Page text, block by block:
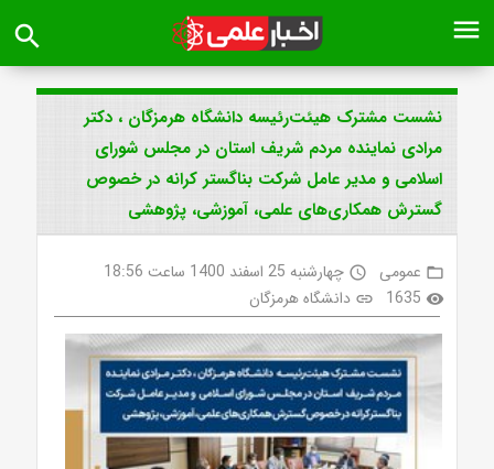
menu
search
نشست مشترک هیئت‌رئیسه دانشگاه هرمزگان ، دکتر
مرادی نماینده مردم شریف استان در مجلس شورای
اسلامی و مدیر عامل شرکت بناگستر کرانه در خصوص
گسترش همکاری‌های علمی، آموزشی، پژوهشی
folder_open عمومی access_time چهارشنبه 25 اسفند 1400 ساعت 18:56
visibility
1635
link دانشگاه هرمزگان